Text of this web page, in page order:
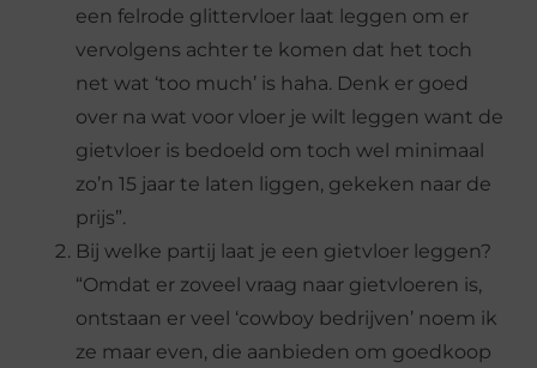
een felrode glittervloer laat leggen om er
vervolgens achter te komen dat het toch
net wat ‘too much’ is haha. Denk er goed
over na wat voor vloer je wilt leggen want de
gietvloer is bedoeld om toch wel minimaal
zo’n 15 jaar te laten liggen, gekeken naar de
prijs”.
Bij welke partij laat je een gietvloer leggen?
“Omdat er zoveel vraag naar gietvloeren is,
ontstaan er veel ‘cowboy bedrijven’ noem ik
ze maar even, die aanbieden om goedkoop